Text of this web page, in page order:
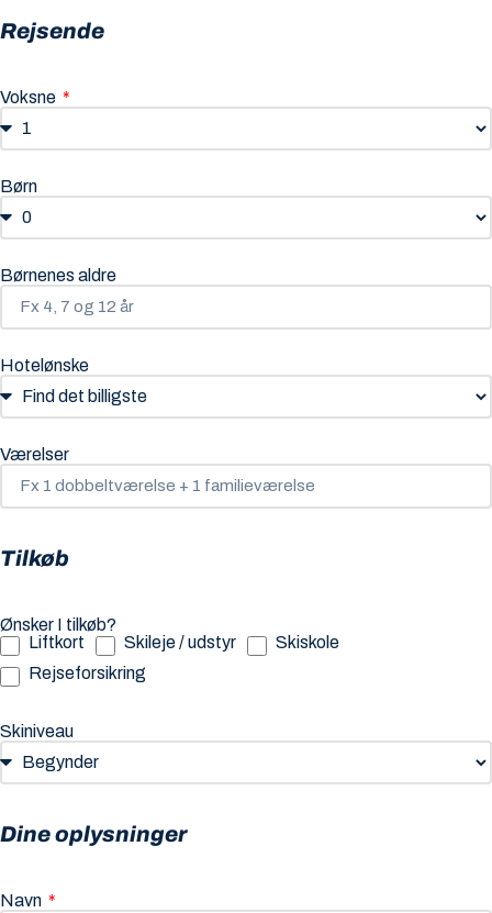
Rejsende
Voksne
Børn
Børnenes aldre
Hotelønske
Værelser
Tilkøb
Ønsker I tilkøb?
Liftkort
Skileje / udstyr
Skiskole
Rejseforsikring
Skiniveau
Dine oplysninger
Navn